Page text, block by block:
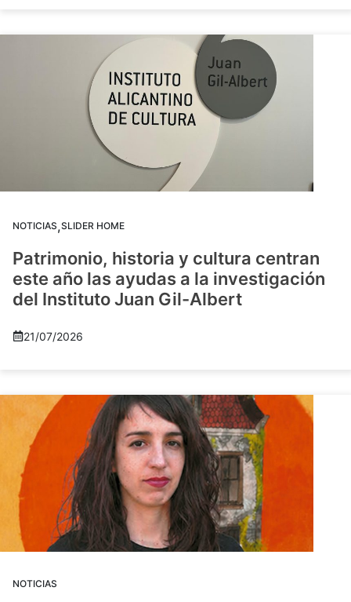
NOTICIAS,SLIDER HOME
Patrimonio, historia y cultura centran
este año las ayudas a la investigación
del Instituto Juan Gil-Albert
21/07/2026
NOTICIAS